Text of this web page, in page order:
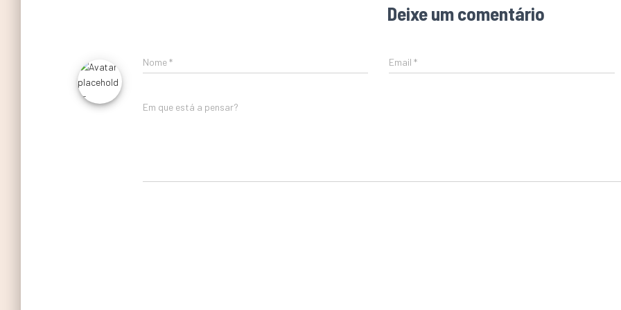
Deixe um comentário
Nome* Email*
Em que está a pensar?